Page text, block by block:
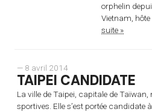
orphelin
Vietnam, hôte
suite »
— 8 avril 2014
TAIPEI CANDIDATE
La ville de Taipei, capitale de
sportives. Elle s’est portée candidate